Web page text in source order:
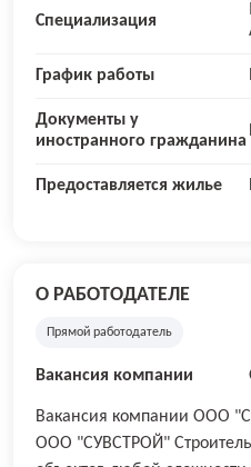
Специализация
График работы
Документы у
иностранного гражданина
Предоставляется жилье
О РАБОТОДАТЕЛЕ
Прямой работодатель
Вакансия компании
Вакансия компании ООО
ООО "СУВСТРОЙ"